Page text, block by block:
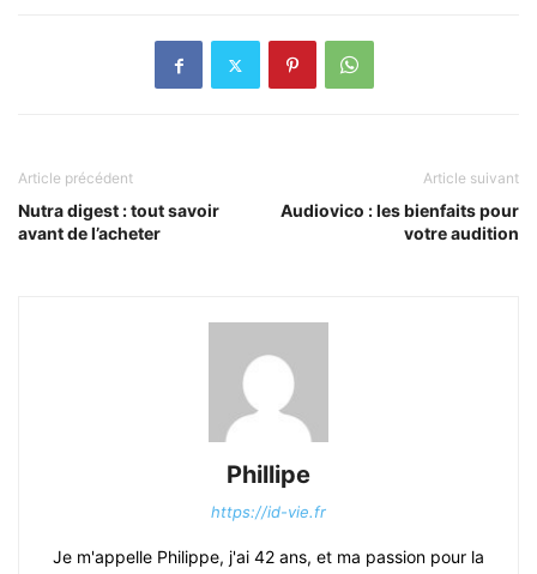
Article précédent
Nutra digest : tout savoir
avant de l’acheter
Article suivant
Audiovico : les bienfaits pour
votre audition
Phillipe
https://id-vie.fr
Je m'appelle Philippe, j'ai 42 ans, et ma passion pour la